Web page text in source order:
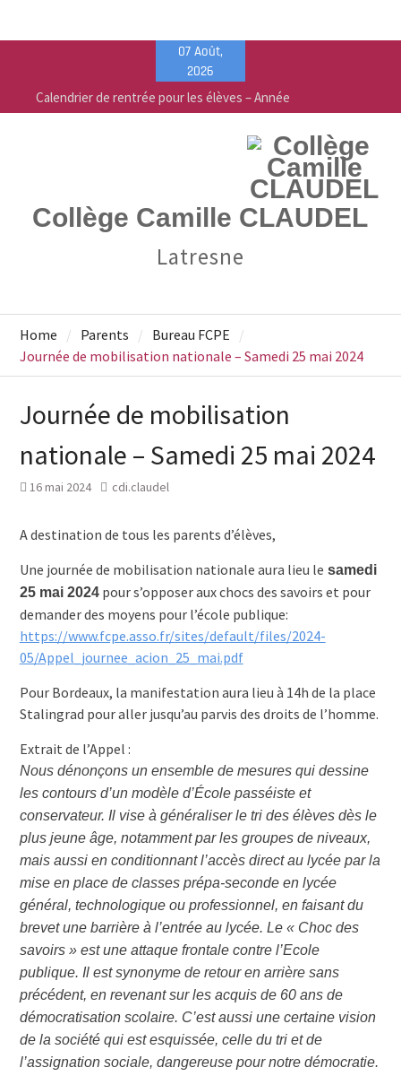
content
07 Août,
2026
Calendrier de rentrée pour les élèves – Année
scolaire 2026-2027
Liste des fournitures 2026-2027 – Collège Camille
Vente de fournitures scolaires – PEEP & Bureau
Collège Camille CLAUDEL
Latresne
Home Parents
Bureau FCPE
Journée de mobilisation nationale – Samedi 25 mai 2024
Journée de mobilisation
nationale – Samedi 25 mai 2024
16 mai 2024 cdi.claudel
A destination de tous les parents d’élèves,
Une journée de mobilisation nationale aura lieu le samedi
25 mai 2024pour s’opposer aux chocs des savoirs et pour
demander des moyens pour l’école publique:
https://www.fcpe.asso.fr/sites/default/files/2024-
05/Appel_journee_acion_25_mai.pdf
Pour Bordeaux, la manifestation aura lieu à 14h de la place
Stalingrad pour aller jusqu’au parvis des droits de l’homme.
Extrait de l’Appel :
Nous dénonçons un ensemble de mesures qui dessine
les contours d’un modèle d’École passéiste et
conservateur. Il vise à généraliser le tri des élèves dès le
plus jeune âge, notamment par les groupes de niveaux,
mais aussi en conditionnant l’accès direct au lycée par la
mise en place de classes prépa-seconde en lycée
général, technologique ou professionnel, en faisant du
brevet une barrière à l’entrée au lycée. Le « Choc des
savoirs » est une attaque frontale contre l’Ecole
publique. Il est synonyme de retour en arrière sans
précédent, en revenant sur les acquis de 60 ans de
démocratisation scolaire. C’est aussi une certaine vision
de la société qui est esquissée, celle du tri et de
l’assignation sociale, dangereuse pour notre démocratie.